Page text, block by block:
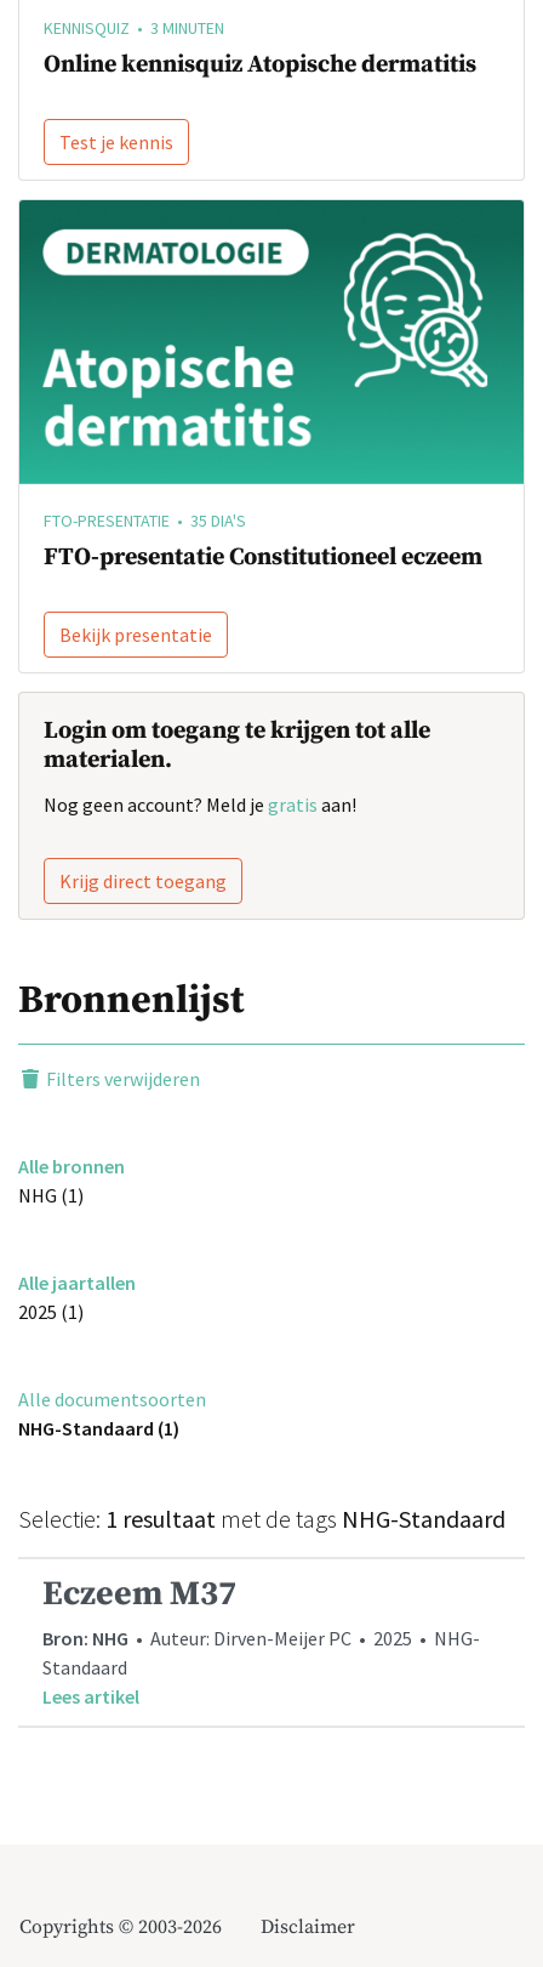
KENNISQUIZ • 3 MINUTEN
Online kennisquiz Atopische dermatitis
Test je kennis
FTO-PRESENTATIE • 35 DIA'S
FTO-presentatie Constitutioneel eczeem
Bekijk presentatie
Login om toegang te krijgen tot alle
materialen.
Nog geen account? Meld je gratis aan!
Krijg direct toegang
Bronnenlijst
Filters verwijderen
Alle bronnen
NHG (1)
Alle jaartallen
2025 (1)
Alle documentsoorten
NHG-Standaard (1)
Selectie: 1 resultaat met de tags NHG-Standaard
Eczeem M37
Bron: NHG • Auteur: Dirven-Meijer PC • 2025 • NHG-
Standaard
Lees artikel
Copyrights © 2003-2026
Disclaimer